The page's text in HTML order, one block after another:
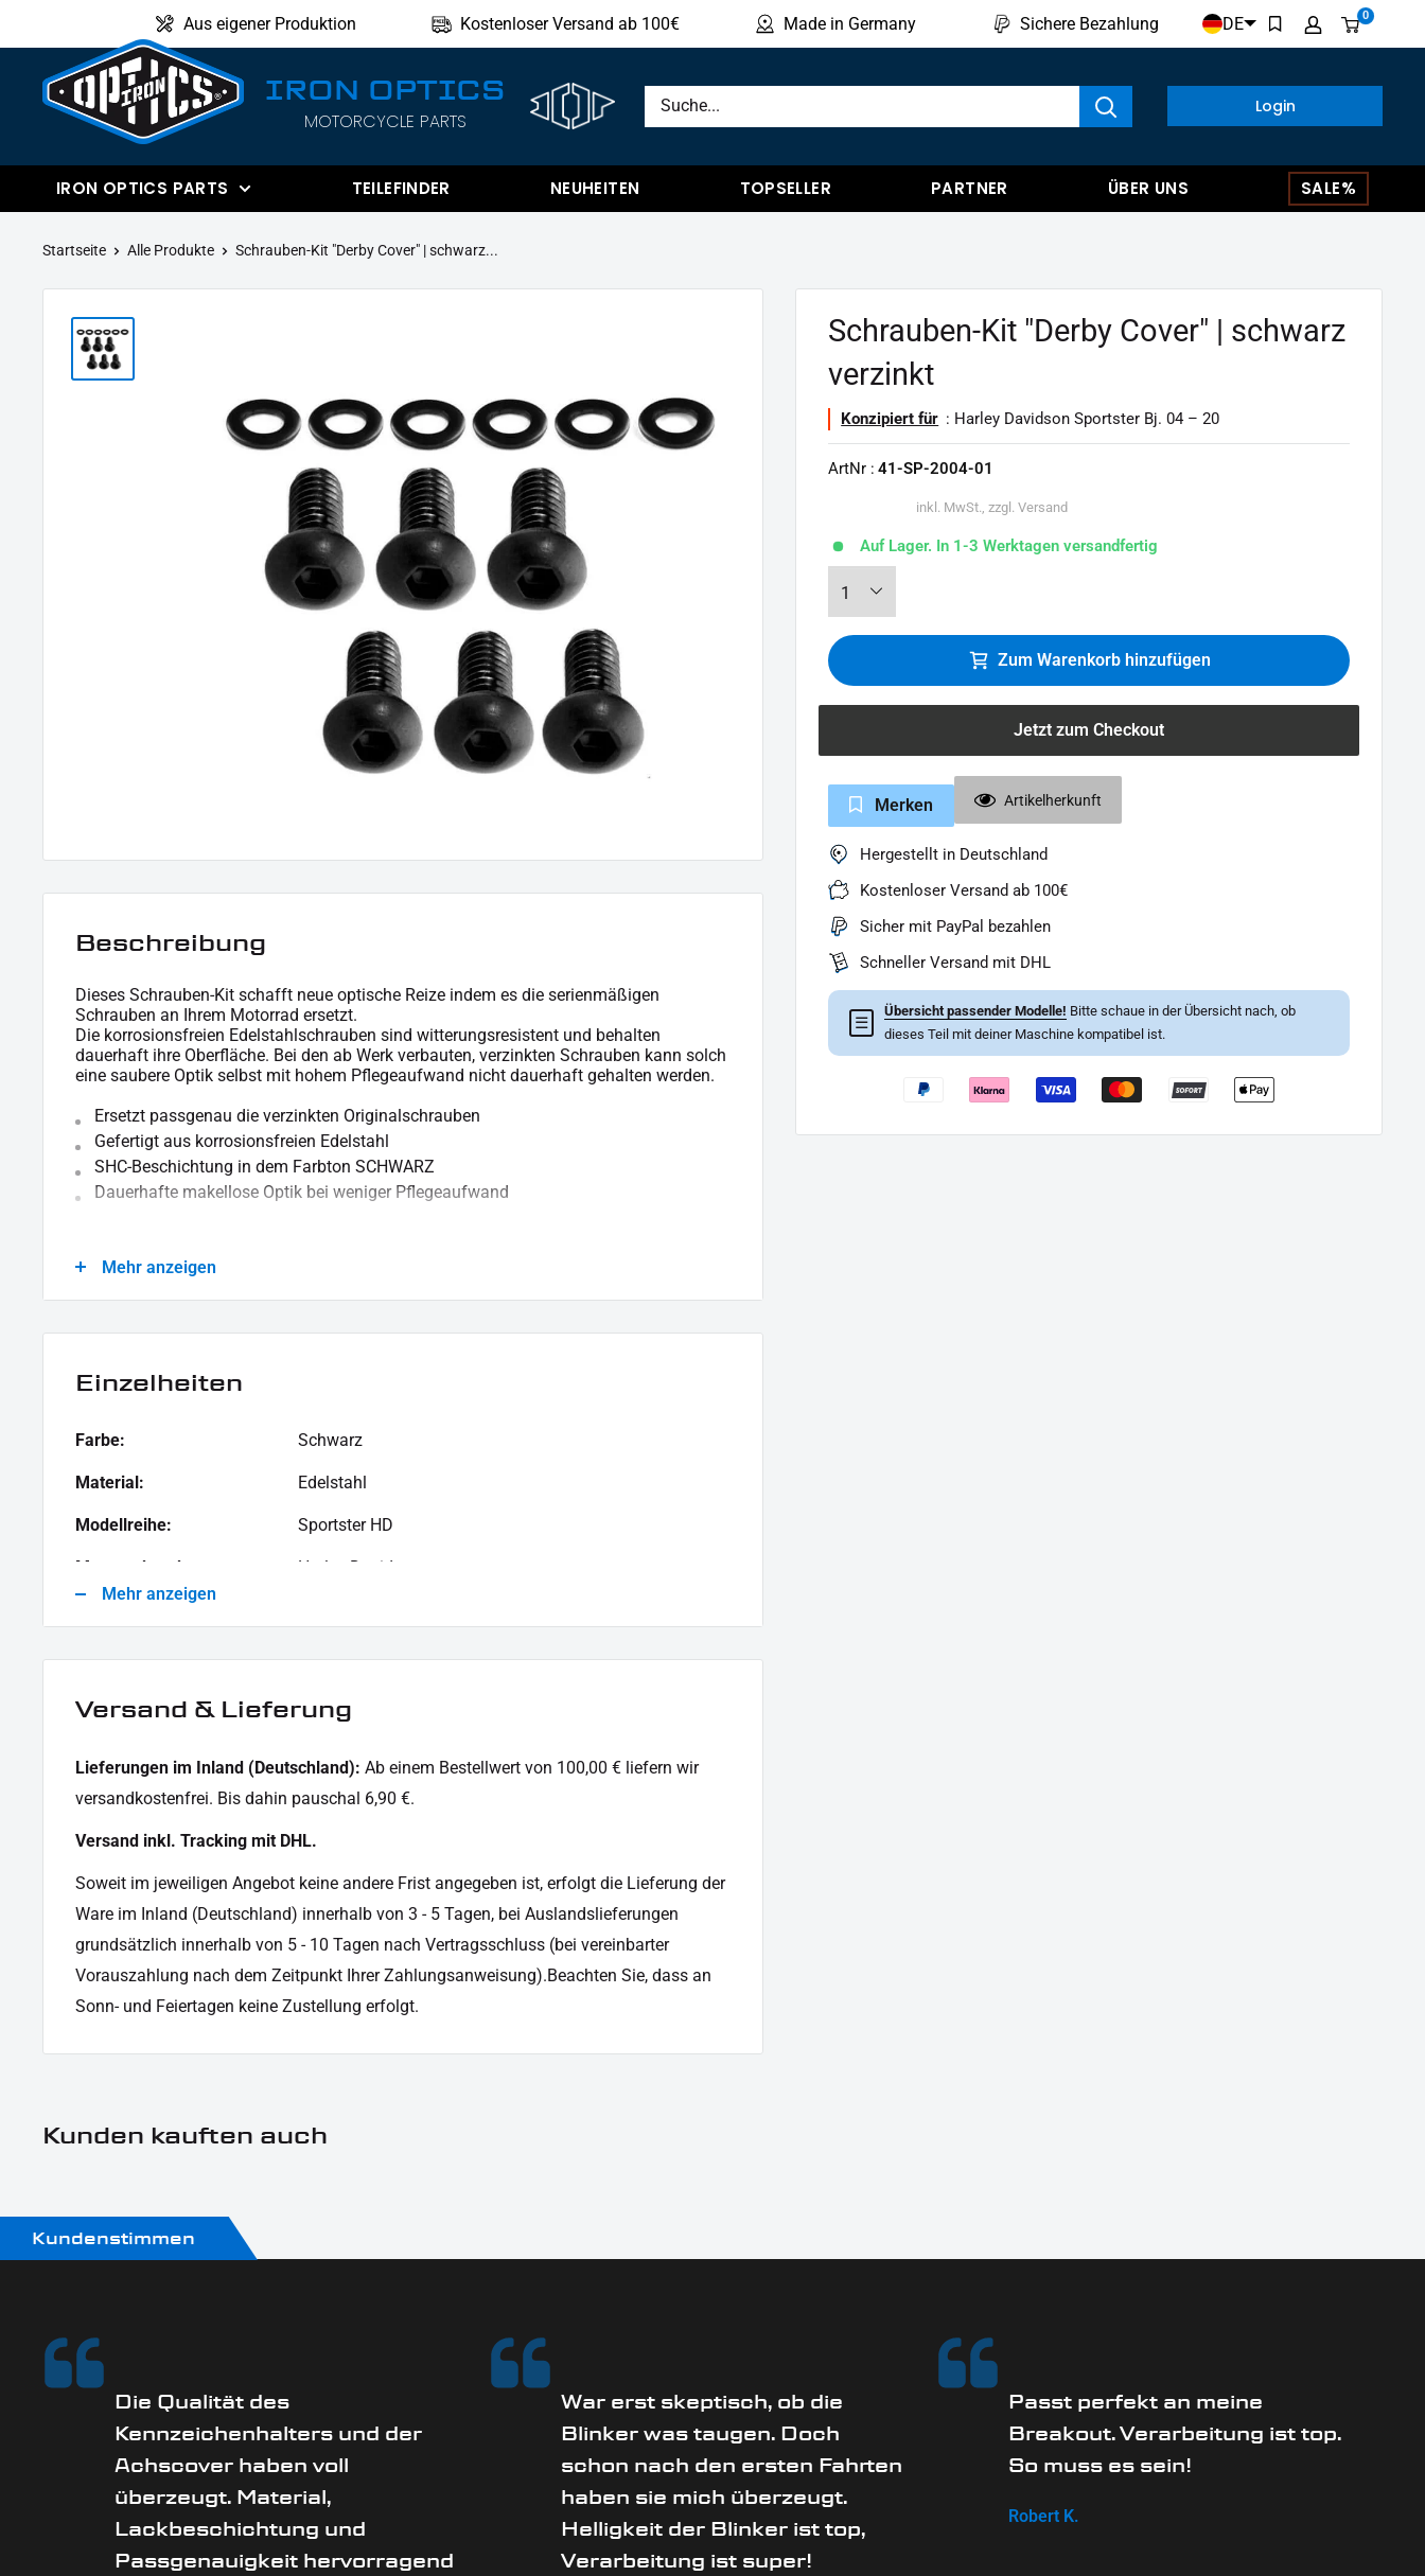
zum
Aus eigener Produktion Kostenloser Versand ab 100€ Made in Germany Sichere Bezahlung DE 0
IRON
IRON OPTICS
MOTORCYCLE PARTS
Login
IRON OPTICS PARTS TEILEFINDER NEUHEITEN TOPSELLER PARTNER ÜBER UNS SALE%
Produkte anzeigen
Startseite Alle Produkte Schrauben-Kit "Derby Cover" | schwarz...
Schrauben-Kit "Derby Cover" | schwarz
verzinkt
Konzipiert für : Harley Davidson Sportster Bj. 04 – 20
ArtNr : 41-SP-2004-01
inkl. MwSt., zzgl. Versand
Auf Lager. In 1-3 Werktagen versandfertig
Zum Warenkorb hinzufügen
Jetzt zum Checkout
Merken Artikelherkunft
Hergestellt in Deutschland
Kostenloser Versand ab 100€
Sicher mit PayPal bezahlen
Schneller Versand mit DHL
☰
Übersicht passender Modelle! Bitte schaue in der Übersicht nach, ob
dieses Teil mit deiner Maschine kompatibel ist.
Beschreibung
Dieses Schrauben-Kit schafft neue optische Reize indem es die serienmäßigen
Schrauben an Ihrem Motorrad ersetzt.
Die korrosionsfreien Edelstahlschrauben sind witterungsresistent und behalten
dauerhaft ihre Oberfläche. Bei den ab Werk verbauten, verzinkten Schrauben kann solch
eine saubere Optik selbst mit hohem Pflegeaufwand nicht dauerhaft gehalten werden.
Ersetzt passgenau die verzinkten Originalschrauben
Gefertigt aus korrosionsfreien Edelstahl
SHC-Beschichtung in dem Farbton SCHWARZ
Dauerhafte makellose Optik bei weniger Pflegeaufwand
LIEFERUMFANG :
Mehr anzeigen
Einzelheiten
Farbe: Schwarz
Material: Edelstahl
Modellreihe: Sportster HD
Motorradmarke:
Harley-Davidson
Mehr anzeigen
Versand & Lieferung
Lieferungen im Inland (Deutschland): Ab einem Bestellwert von 100,00 € liefern wir
versandkostenfrei. Bis dahin pauschal 6,90 €.
Versand inkl. Tracking mit DHL.
Soweit im jeweiligen Angebot keine andere Frist angegeben ist, erfolgt die Lieferung der
Ware im Inland (Deutschland) innerhalb von 3 - 5 Tagen, bei Auslandslieferungen
grundsätzlich innerhalb von 5 - 10 Tagen nach Vertragsschluss (bei vereinbarter
Vorauszahlung nach dem Zeitpunkt Ihrer Zahlungsanweisung).Beachten Sie, dass an
Sonn- und Feiertagen keine Zustellung erfolgt.
Kunden kauften auch
Kundenstimmen
Die Qualität des
Kennzeichenhalters und der
Achscover haben voll
überzeugt. Material,
Lackbeschichtung und
Passgenauigkeit hervorragend
War erst skeptisch, ob die
Blinker was taugen. Doch
schon nach den ersten Fahrten
haben sie mich überzeugt.
Helligkeit der Blinker ist top,
Verarbeitung ist super!
Passt perfekt an meine
Breakout. Verarbeitung ist top.
So muss es sein!
Robert K.